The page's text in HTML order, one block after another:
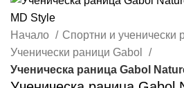
Начало
Спортни и ученически
Ученически раници Gabol
Ученическа раница Gabol